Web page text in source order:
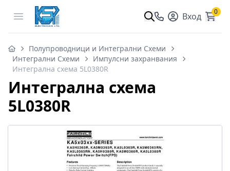
Open menu Вход 0
Полупроводници и Интегрални Схеми
Интегрални Схеми
Импулсни захранвания
Интегрална схема 5L0380R
Интегрална схема
5L0380R